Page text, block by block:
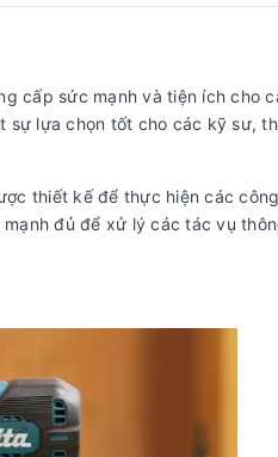
cấp sức mạnh và tiện ích cho
sự lựa chọn tốt cho các kỹ sư,
thiết kế để thực hiện các
đủ để xử lý các tác vụ